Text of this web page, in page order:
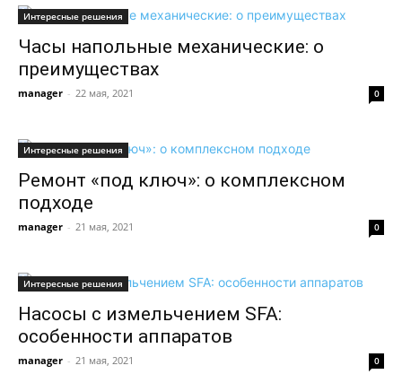
Интересные решения
Часы напольные механические: о
преимуществах
manager - 22 мая, 2021 0
Интересные решения
Ремонт «под ключ»: о комплексном
подходе
manager - 21 мая, 2021 0
Интересные решения
Насосы с измельчением SFA:
особенности аппаратов
manager - 21 мая, 2021 0